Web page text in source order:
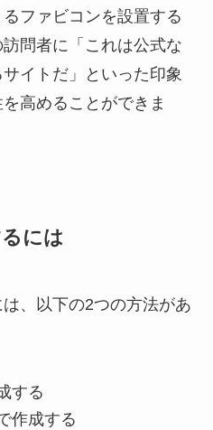
ファビコンを設置する
問者に「これは公式な
イトだ」といった印象
高めることができま
には
、以下の2つの方法があ
する
作成する